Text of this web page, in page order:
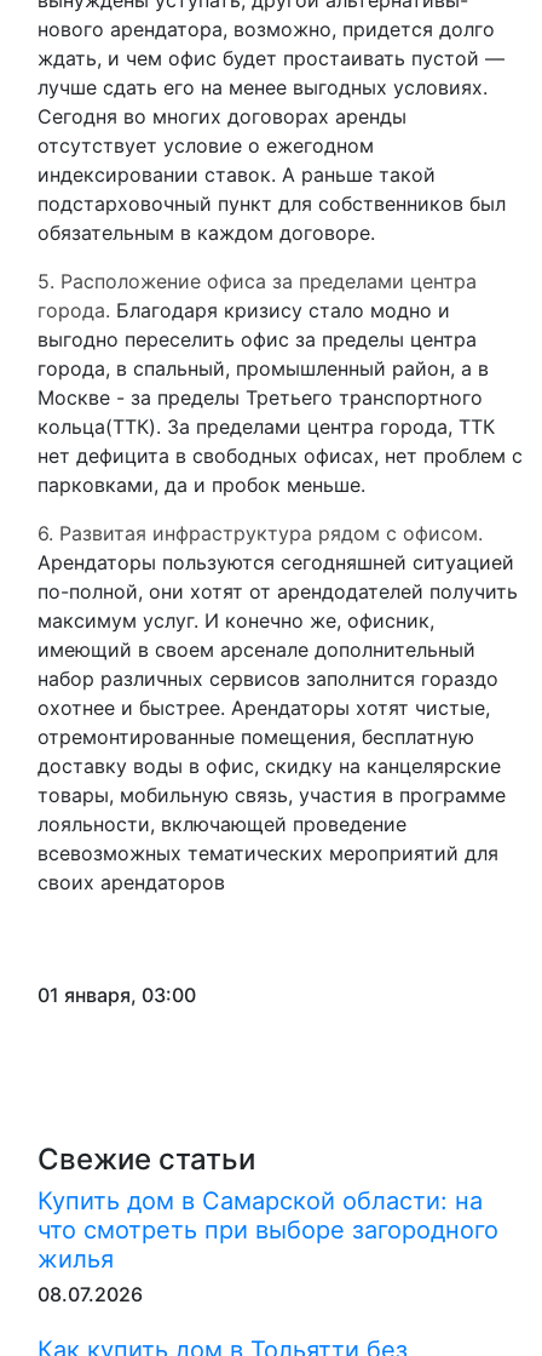
нового арендатора, возможно, придется долго
ждать, и чем офис будет простаивать пустой —
лучше сдать его на менее выгодных условиях.
Сегодня во многих договорах аренды
отсутствует условие о ежегодном
индексировании ставок. А раньше такой
подстарховочный пункт для собственников был
обязательным в каждом договоре.
5. Расположение офиса за пределами центра
города. Благодаря кризису стало модно и
выгодно переселить офис за пределы центра
города, в спальный, промышленный район, а в
Москве - за пределы Третьего транспортного
кольца(ТТК). За пределами центра города, ТТК
нет дефицита в свободных офисах, нет проблем с
парковками, да и пробок меньше.
6. Развитая инфраструктура рядом с офисом.
Арендаторы пользуются сегодняшней ситуацией
по-полной, они хотят от арендодателей получить
максимум услуг. И конечно же, офисник,
имеющий в своем арсенале дополнительный
набор различных сервисов заполнится гораздо
охотнее и быстрее. Арендаторы хотят чистые,
отремонтированные помещения, бесплатную
доставку воды в офис, скидку на канцелярские
товары, мобильную связь, участия в программе
лояльности, включающей проведение
всевозможных тематических мероприятий для
своих арендаторов
01 января, 03:00
Свежие статьи
Купить дом в Самарской области: на
что смотреть при выборе загородного
жилья
08.07.2026
Как купить дом в Тольятти без